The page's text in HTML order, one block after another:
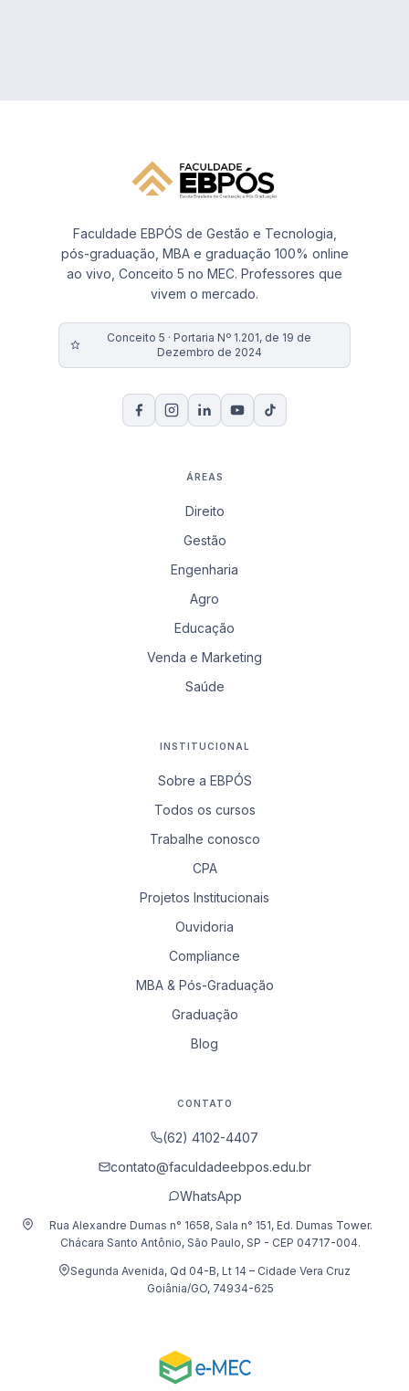
Faculdade EBPÓS de Gestão e Tecnologia,
pós-graduação, MBA e graduação 100% online
ao vivo, Conceito 5 no MEC. Professores que
vivem o mercado.
Conceito 5 · Portaria Nº 1.201, de 19 de
Dezembro de 2024
ÁREAS
Direito
Gestão
Engenharia
Agro
Educação
Venda e Marketing
Saúde
INSTITUCIONAL
Sobre a EBPÓS
Todos os cursos
Trabalhe conosco
CPA
Projetos Institucionais
Ouvidoria
Compliance
MBA & Pós-Graduação
Graduação
Blog
CONTATO
(62) 4102-4407
contato@faculdadeebpos.edu.br
WhatsApp
Rua Alexandre Dumas n° 1658, Sala n° 151, Ed. Dumas Tower.
Chácara Santo Antônio, São Paulo, SP - CEP 04717-004.
Segunda Avenida, Qd 04-B, Lt 14 – Cidade Vera Cruz
Goiânia/GO, 74934-625